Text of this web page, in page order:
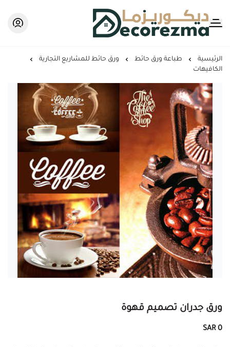
Decorezma
الرئيسية طباعة ورق حائط
ورق حائط للمشاريع التجارية
الكافيهات
ورق جدران تصميم قهوة
0 SAR